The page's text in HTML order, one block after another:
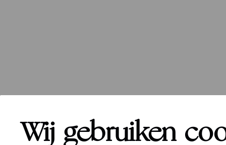
Wij gebruiken